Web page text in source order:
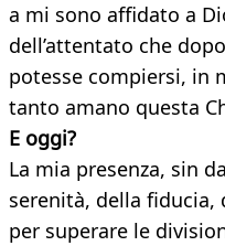
a mi sono affidato a
dell’attentato che
potesse compiersi, in
tanto amano questa
E oggi?
La mia presenza, sin
serenità, della
per superare le